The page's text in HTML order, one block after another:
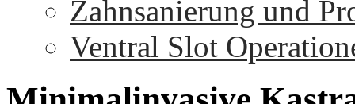
Zahnsanierung und
Ventral Slot